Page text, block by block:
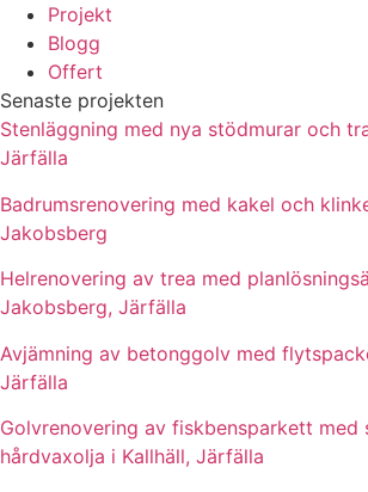
Projekt
Blogg
Offert
Senaste projekten
Stenläggning med nya stödmurar och
Järfälla
Badrumsrenovering med kakel och
Jakobsberg
Helrenovering av trea med
Jakobsberg, Järfälla
Avjämning av betonggolv med
Järfälla
Golvrenovering av fiskbensparkett med
hårdvaxolja i Kallhäll, Järfälla